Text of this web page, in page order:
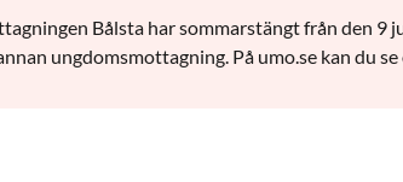
Bålsta har sommarstängt från den
ungdomsmottagning. På umo.se kan du